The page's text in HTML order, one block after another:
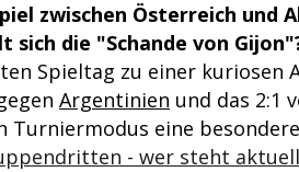
zwischen Österreich und
die "Schande von
Spieltag zu einer kuriosen
Argentinien und das 2:1
Turniermodus eine
- wer steht